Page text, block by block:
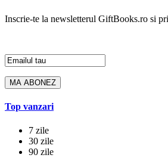
Inscrie-te la newsletterul GiftBooks.ro si
Top vanzari
7 zile
30 zile
90 zile